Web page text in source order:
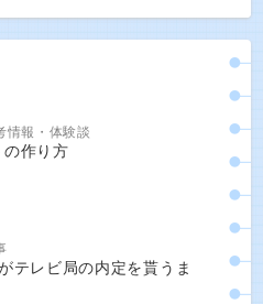
情報・体験談
の作り方
テレビ局の内定を貰うま